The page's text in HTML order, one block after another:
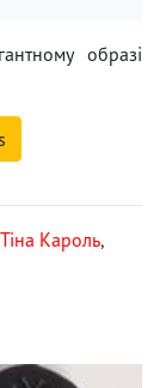
образі
Тіна Кароль,